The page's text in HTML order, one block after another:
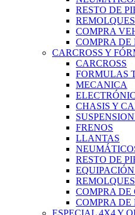
RESTO DE
REMOLQUES
COMPRA
COMPRA DE
CARCROSS Y
CARCROSS
FORMULAS
MECANICA
CHASIS Y
FRENOS
LLANTAS
RESTO DE
REMOLQUES
COMPRA DE
COMPRA DE
ESPECIAL 4X4 Y